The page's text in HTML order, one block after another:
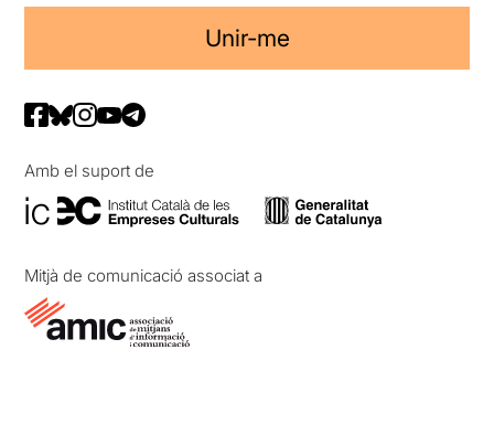
Unir-me
Amb el suport de
Mitjà de comunicació associat a